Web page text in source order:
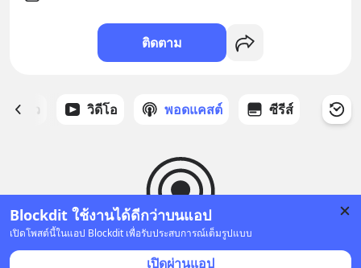
Blockdit ใช้งานได้ดีกว่าบนแอป
เปิดโพสต์นี้ในแอป Blockdit เพื่อรับประสบการณ์เต็มรูปแบบ
เปิดผ่านแอป
ติดตาม
ด้ดาว วิดีโอ พอดแคสต์ ซีรีส์
ยังไม่มีพอดแคสต์